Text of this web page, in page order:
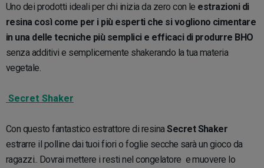
Uno dei prodotti ideali per chi inizia da zero con le estrazioni di
resina così come per i più esperti che si vogliono cimentare
in una delle tecniche più semplici e efficaci di produrre BHO
senza additivi e semplicemente shakerando la tua materia
vegetale.
Secret Shaker
Con questo fantastico estrattore di resina Secret Shaker
estrarre il polline dai tuoi fiori o foglie secche sarà un gioco da
ragazzi.. Dovrai mettere i resti nel congelatore e muovere lo